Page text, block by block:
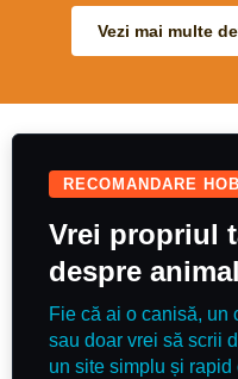
Vezi mai multe
RECOMANDARE
Vrei propriul
despre
Fie că ai o canisă, un
sau doar vrei să scrii
un site simplu și